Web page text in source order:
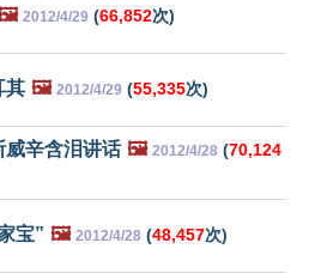
2012/4/29 (66,852次)
其 🖼️ 2012/4/29 (55,335次)
威辛含泪讲话 🖼️ 2012/4/28 (70,124
宝” 🖼️ 2012/4/28 (48,457次)